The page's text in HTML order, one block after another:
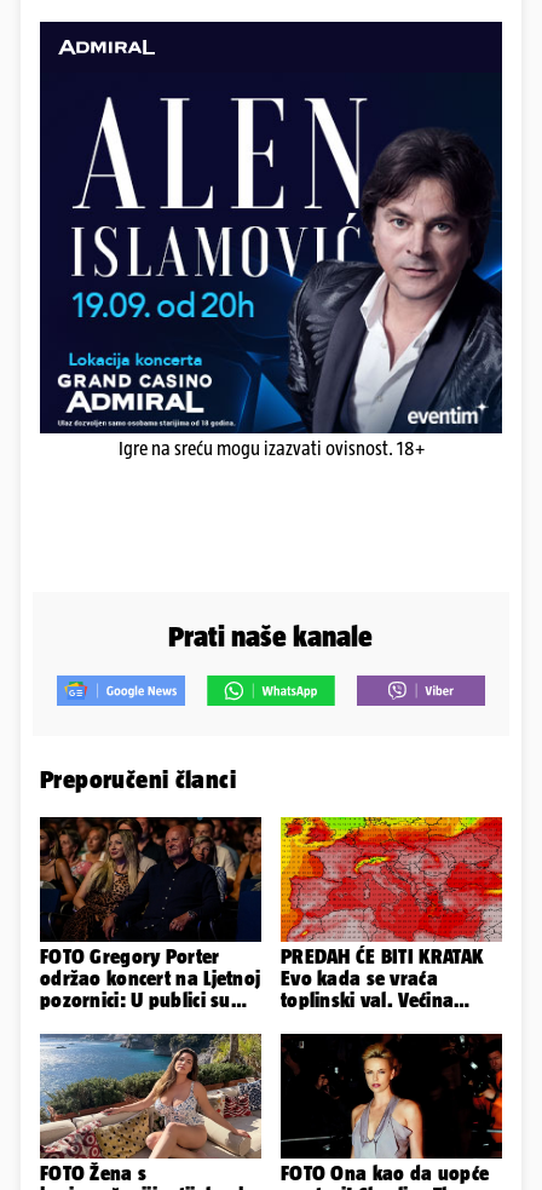
Igre na sreću mogu izazvati ovisnost. 18+
Prati naše kanale
Preporučeni članci
FOTO Gregory Porter
održao koncert na Ljetnoj
pozornici: U publici su
PREDAH ĆE BITI KRATAK
Evo kada se vraća
toplinski val. Većina
FOTO Žena s
FOTO Ona kao da uopće